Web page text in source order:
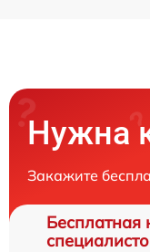
Нужна
Закажите
Бесплатная